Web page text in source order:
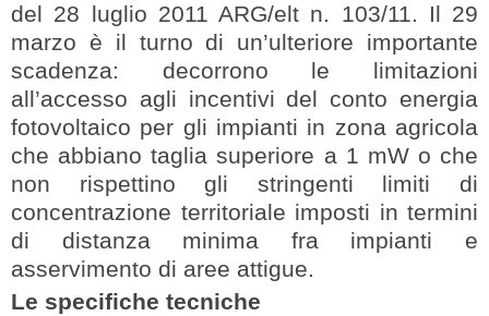
del 28 luglio 2011 ARG/elt n. 103/11. Il 29
marzo è il turno di un’ulteriore importante
scadenza: decorrono le limitazioni
all’accesso agli incentivi del conto energia
fotovoltaico per gli impianti in zona agricola
che abbiano taglia superiore a 1 mW o che
non rispettino gli stringenti limiti di
concentrazione territoriale imposti in termini
di distanza minima fra impianti e
asservimento di aree attigue.
Le specifiche tecniche